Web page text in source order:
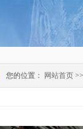
您的位置： 网站首页